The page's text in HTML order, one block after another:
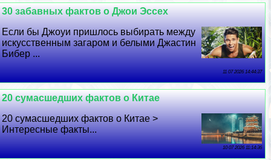
30 забавных фактов о Джои Эссех
Если бы Джоуи пришлось выбирать между
искусственным загаром и белыми Джастин
Бибер ...
11 07 2026 14:44:37
20 cyмacшедших фактов о Китае
20 cyмacшедших фактов о Китае >
Интересные факты...
10 07 2026 11:14:36